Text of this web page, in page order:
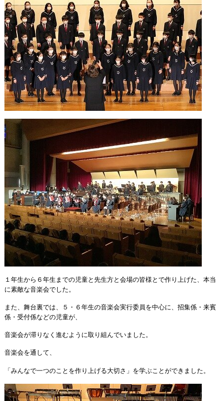
１年生から６年生までの児童と先生方と会場の皆様とで作り上げた、本当
に素敵な音楽会でした。
また、舞台裏では、５・６年生の音楽会実行委員を中心に、招集係・来賓
係・受付係などの児童が、
音楽会が滞りなく進むように取り組んでいました。
音楽会を通して、
「みんなで一つのことを作り上げる大切さ」を学ぶことができました。